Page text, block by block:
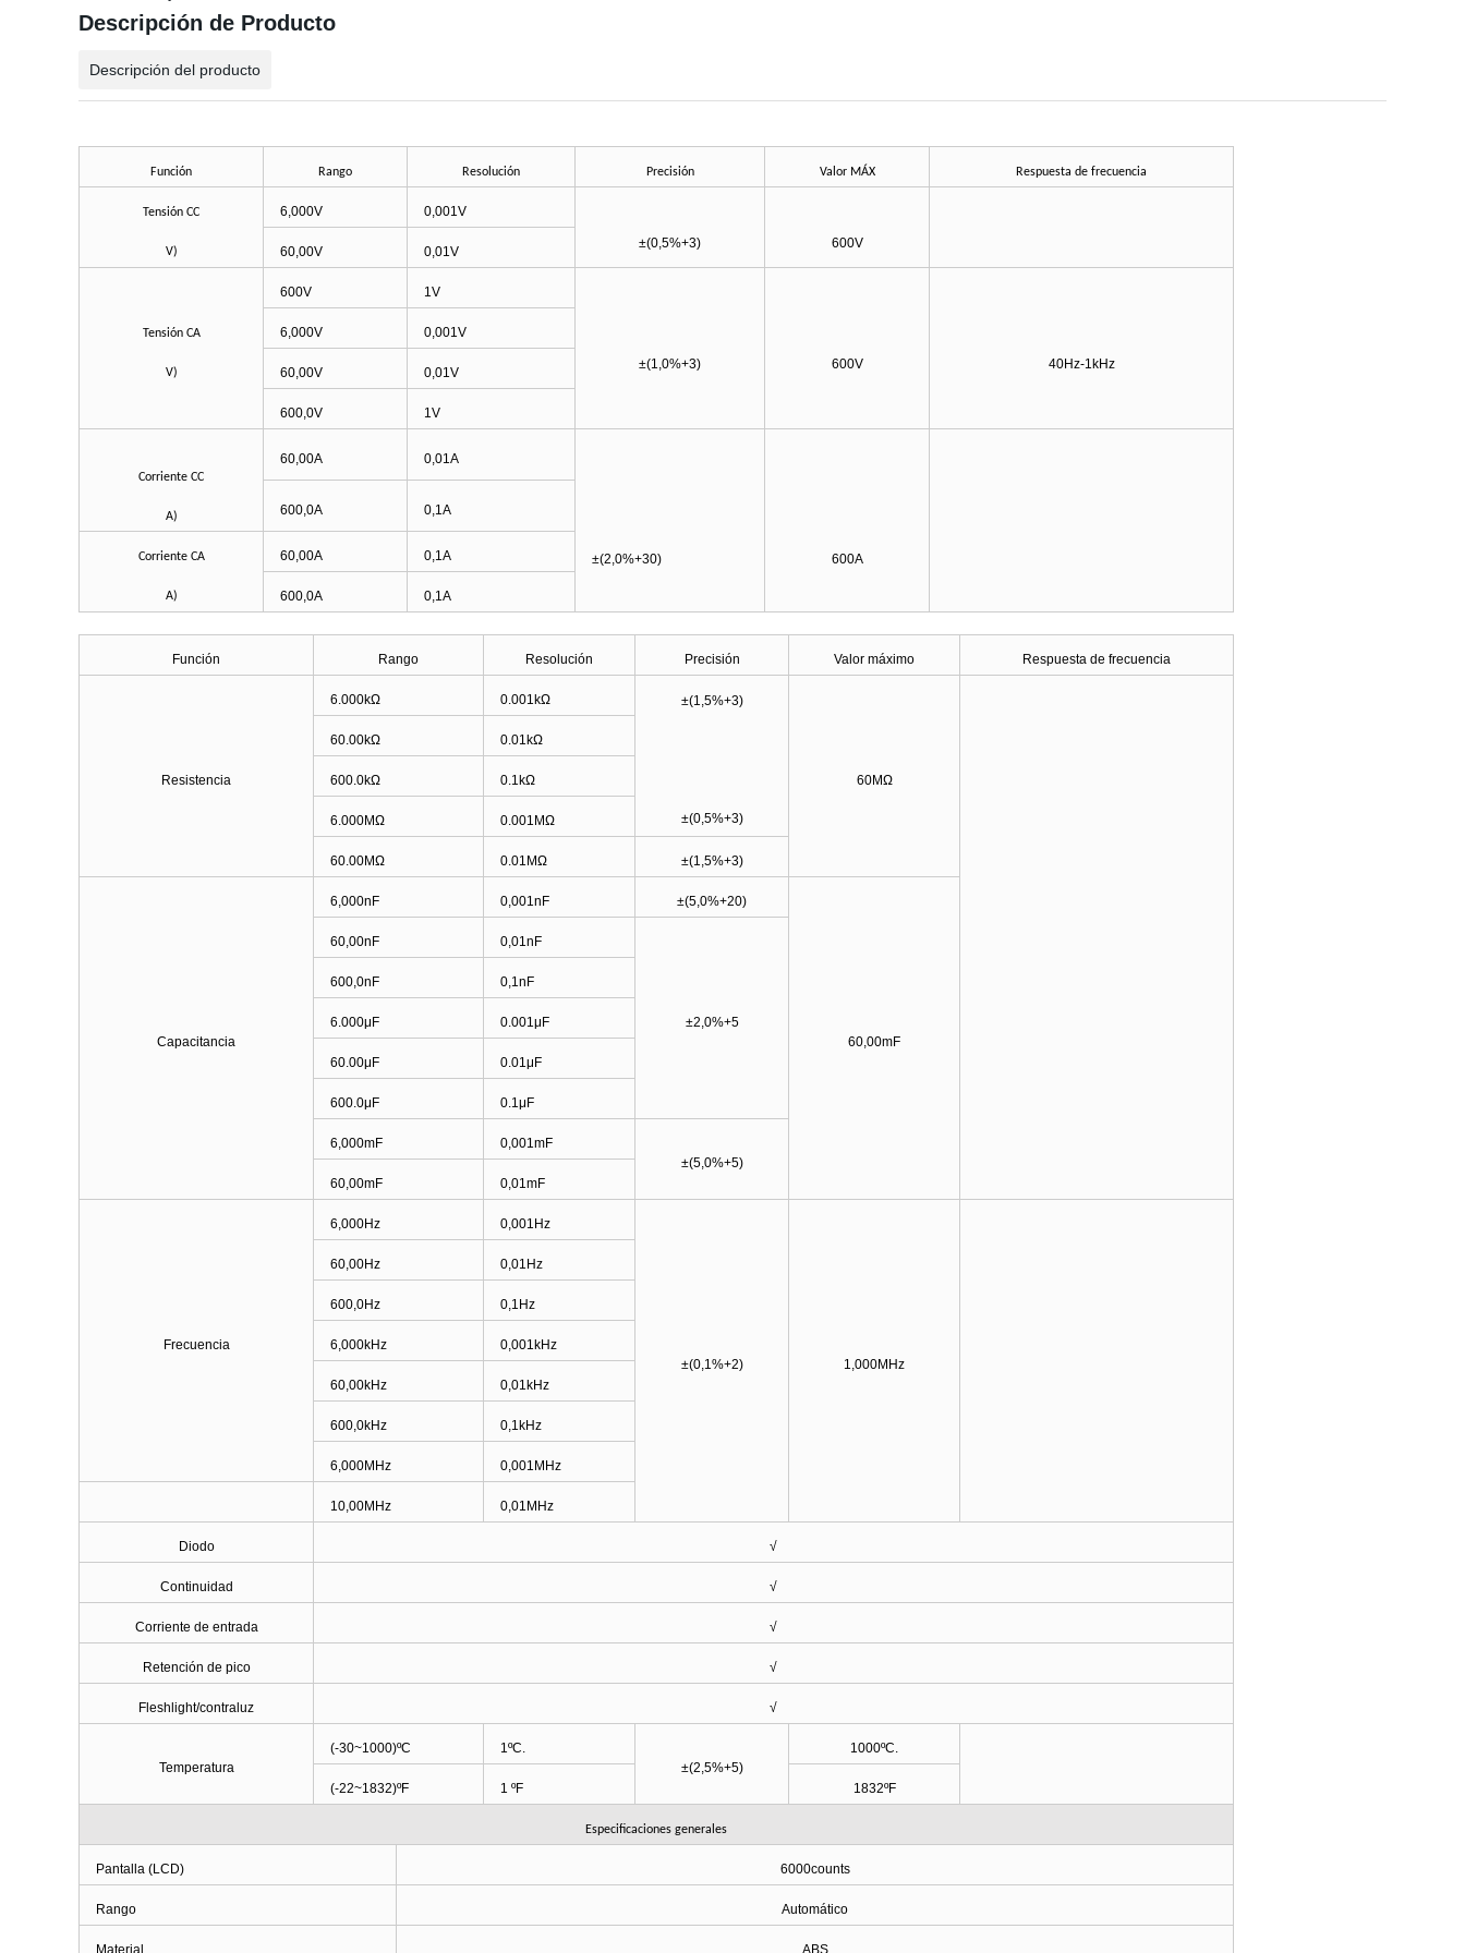
Descripción de Producto
Descripción del producto
Función Rango Resolución Precisión Valor MÁX Respuesta de frecuencia
Tensión CC
V)
6,000V 0,001V
±(0,5%+3) 600V
60,00V 0,01V
Tensión CA
V)
600V 1V
±(1,0%+3) 600V 40Hz-1kHz
6,000V 0,001V
60,00V 0,01V
600,0V 1V
Corriente CC
A)
60,00A 0,01A
±(2,0%+30) 600A
600,0A 0,1A
Corriente CA
A)
60,00A 0,1A
600,0A 0,1A
Función Rango Resolución Precisión Valor máximo Respuesta de frecuencia
Resistencia
6.000kΩ 0.001kΩ ±(1,5%+3)
±(0,5%+3)
60MΩ
60.00kΩ 0.01kΩ
600.0kΩ 0.1kΩ
6.000MΩ 0.001MΩ
60.00MΩ 0.01MΩ ±(1,5%+3)
Capacitancia
6,000nF 0,001nF ±(5,0%+20)
60,00mF
60,00nF 0,01nF
±2,0%+5
600,0nF 0,1nF
6.000μF 0.001μF
60.00μF 0.01μF
600.0μF 0.1μF
6,000mF
0,001mF
±(5,0%+5)
60,00mF
0,01mF
Frecuencia
6,000Hz 0,001Hz
±(0,1%+2) 1,000MHz
60,00Hz 0,01Hz
600,0Hz 0,1Hz
6,000kHz 0,001kHz
60,00kHz 0,01kHz
600,0kHz 0,1kHz
6,000MHz 0,001MHz
10,00MHz 0,01MHz
Diodo √
Continuidad √
Corriente de entrada √
Retención de pico √
Fleshlight/contraluz √
Temperatura
(-30~1000)ºC
1ºC.
±(2,5%+5)
1000ºC.
(-22~1832)ºF 1 ºF 1832ºF
Especificaciones generales
Pantalla (LCD) 6000counts
Rango Automático
Material ABS